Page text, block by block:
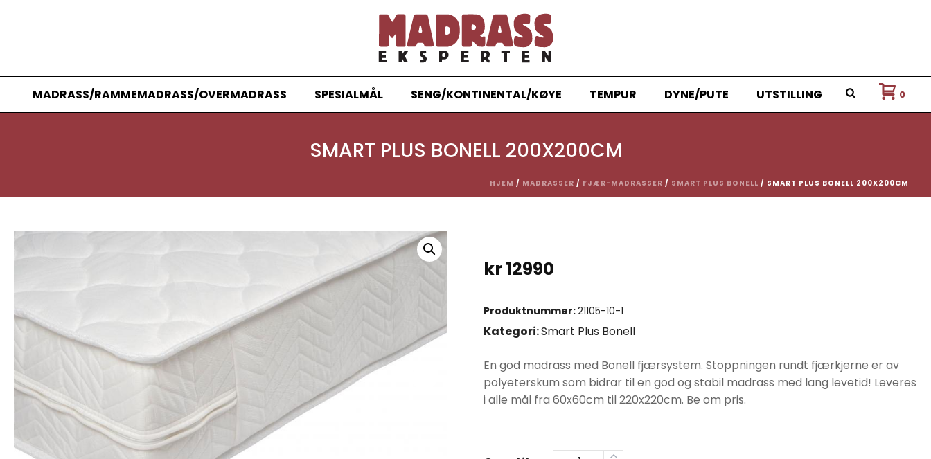
MADRASS/RAMMEMADRASS/OVERMADRASS SPESIALMÅL SENG/KONTINENTAL/KØYE TEMPUR DYNE/PUTE UTSTILLING 0
SMART PLUS BONELL 200X200CM
HJEM / MADRASSER / FJÆR-MADRASSER / SMART PLUS BONELL / SMART PLUS BONELL 200X200CM
kr12990
Produktnummer:21105-10-1
Kategori:Smart Plus Bonell
En god madrass med Bonell fjærsystem. Stoppningen rundt fjærkjerne er av
polyeterskum som bidrar til en god og stabil madrass med lang levetid! Leveres
i alle mål fra 60x60cm til 220x220cm. Be om pris.